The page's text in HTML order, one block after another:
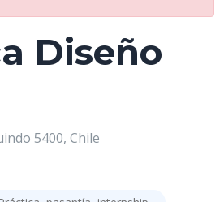
Diseño
5400, Chile